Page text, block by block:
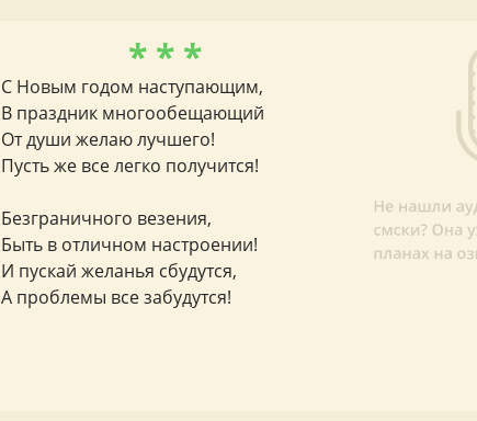
* * *
С Новым годом наступающим,
В праздник многообещающий
От души желаю лучшего!
Пусть же все легко получится!
Безграничного везения,
Быть в отличном настроении!
И пускай желанья сбудутся,
А проблемы все забудутся!